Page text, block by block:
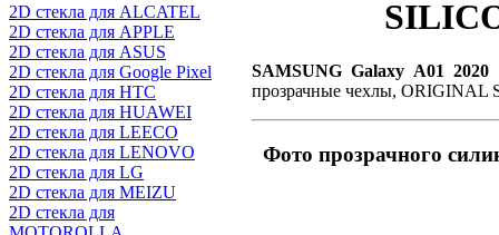
2D стекла для ALCATEL
2D стекла для APPLE
2D стекла для ASUS
2D стекла для Google Pixel
2D стекла для HTC
2D стекла для HUAWEI
2D стекла для LEECO
2D стекла для LENOVO
2D стекла для LG
2D стекла для MEIZU
2D стекла для
SAMSUNG Galaxy A01 2020
прозрачные чехлы, ORIGINAL
Фото прозрачного